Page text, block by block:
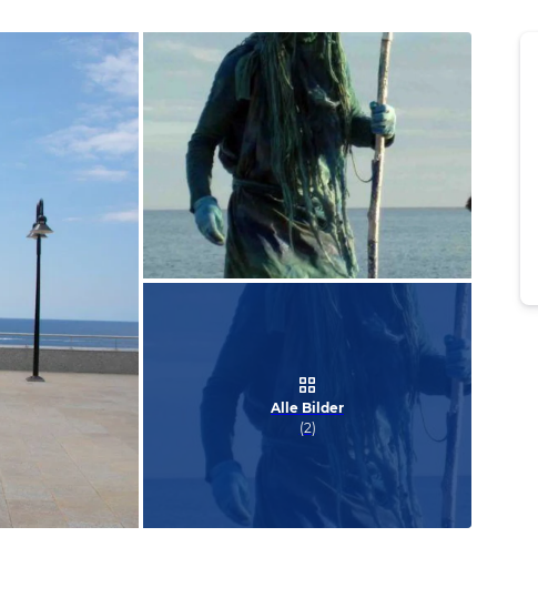
Bild melden
Alle Bilder
(2)